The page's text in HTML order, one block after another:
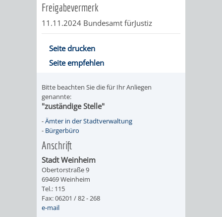
Freigabevermerk
11.11.2024 Bundesamt fürJustiz
Seite drucken
Seite empfehlen
Bitte beachten Sie die für Ihr Anliegen
genannte:
"zuständige Stelle"
-Ämter in der Stadtverwaltung
- Bürgerbüro
Anschrift
Stadt Weinheim
Obertorstraße 9
69469 Weinheim
Tel.: 115
Fax: 06201 / 82 - 268
e-mail